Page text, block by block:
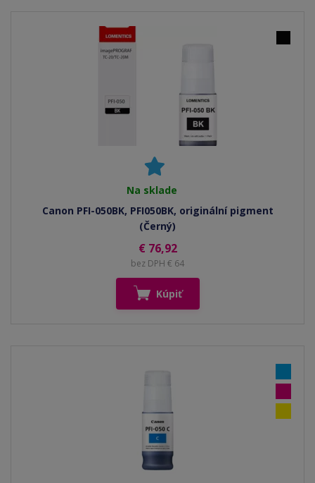
Na sklade
Canon PFI-050BK, PFI050BK, originální pigment
(Černý)
€ 76,92
bez DPH € 64
Kúpiť